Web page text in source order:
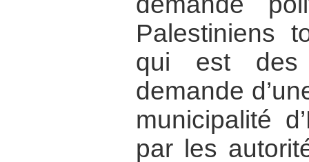
Palestiniens
qui est
demande
municipalité
par les